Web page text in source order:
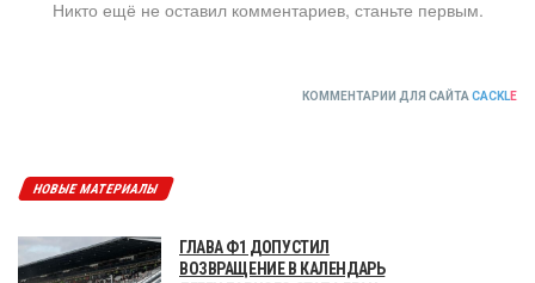
Никто ещё не оставил комментариев, станьте первым.
КОММЕНТАРИИ ДЛЯ САЙТА CACKLE
НОВЫЕ МАТЕРИАЛЫ
ГЛАВА Ф1 ДОПУСТИЛ
ВОЗВРАЩЕНИЕ В КАЛЕНДАРЬ